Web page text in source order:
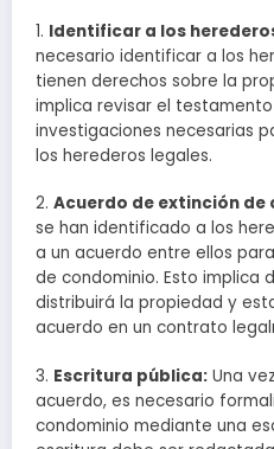
1. Identificar a los
necesario identificar a los
tienen derechos sobre la
implica revisar el
investigaciones necesarias
los herederos legales.
2. Acuerdo de extinción de
se han identificado a los
a un acuerdo entre ellos
de condominio. Esto implica
distribuirá la propiedad y
acuerdo en un contrato
3. Escritura pública: Una
acuerdo, es necesario
condominio mediante una